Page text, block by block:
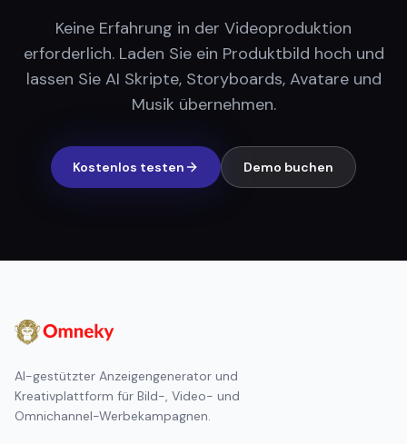
Keine Erfahrung in der Videoproduktion
erforderlich. Laden Sie ein Produktbild hoch und
lassen Sie AI Skripte, Storyboards, Avatare und
Musik übernehmen.
Kostenlos testen Demo buchen
AI-gestützter Anzeigengenerator und
Kreativplattform für Bild-, Video- und
Omnichannel-Werbekampagnen.